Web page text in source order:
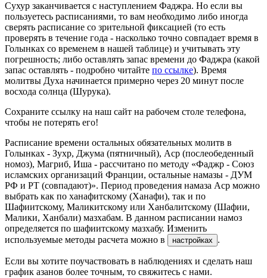
Сухур заканчивается с наступлением Фаджра. Но если вы
пользуетесь расписаниями, то вам необходимо либо иногда
сверять расписание со зрительной фиксацией (то есть
проверять в течение года - насколько точно совпадает время в
Голынках со временем в нашей таблице) и учитывать эту
погрешность; либо оставлять запас времени до Фаджра (какой
запас оставлять - подробно читайте по ссылке). Время
молитвы Духа начинается примерно через 20 минут после
восхода солнца (Шурука).
Сохраните ссылку на наш сайт на рабочем столе телефона,
чтобы не потерять его!
Расписание времени остальных обязательных молитв в
Голынках - Зухр, Джума (пятничный), Аср (послеобеденный
номоз), Магриб, Иша - рассчитано по методу «Фаджр - Союз
исламских организаций Франции, остальные намазы - ДУМ
РФ и РТ (совпадают)». Период проведения намаза Аср можно
выбрать как по ханафитскому (Ханафи), так и по
Шафиитскому, Маликитскому или Ханбалитскому (Шафии,
Малики, Ханбали) мазхабам. В данном расписании намоз
определяется по шафиитскому мазхабу. Изменить
используемые методы расчета можно в
настройках .
Если вы хотите поучаствовать в наблюдениях и сделать наш
график азанов более точным, то свяжитесь с нами.